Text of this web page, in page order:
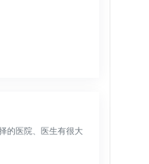
的医院、医生有很大